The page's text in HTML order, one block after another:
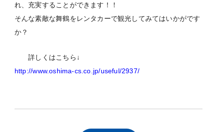
れ、充実することができます！！
そんな素敵な舞鶴をレンタカーで観光してみてはいかがです
か？
詳しくはこちら↓
http://www.oshima-cs.co.jp/useful/2937/